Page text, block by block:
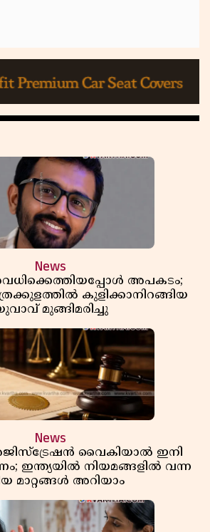
News
അവധിക്കെത്തിയപ്പോൾ അപകടം;
കുളിക്കാനിറങ്ങിയ
മുങ്ങിമരിച്ചു
News
വൈകിയാൽ ഇനി
ഇന്ത്യയിൽ നിയമങ്ങളിൽ വന്ന
മാറ്റങ്ങൾ അറിയാം